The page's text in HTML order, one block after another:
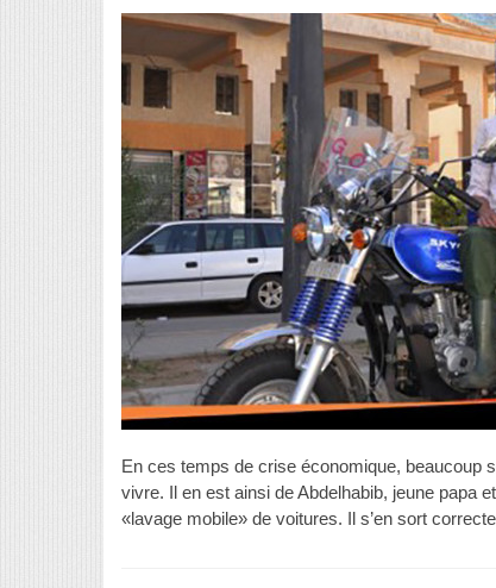
En ces temps de crise économique, beaucoup
vivre. Il en est ainsi de Abdelhabib, jeune papa
«lavage mobile» de voitures. Il s’en sort